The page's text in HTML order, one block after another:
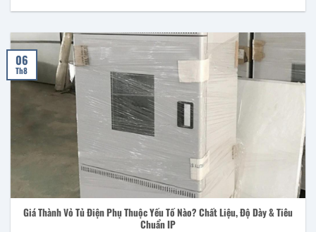
Giá Thành Vỏ Tủ Điện Phụ Thuộc Yếu Tố Nào? Chất Liệu, Độ Dày & Tiêu
Chuẩn IP
06
Th8